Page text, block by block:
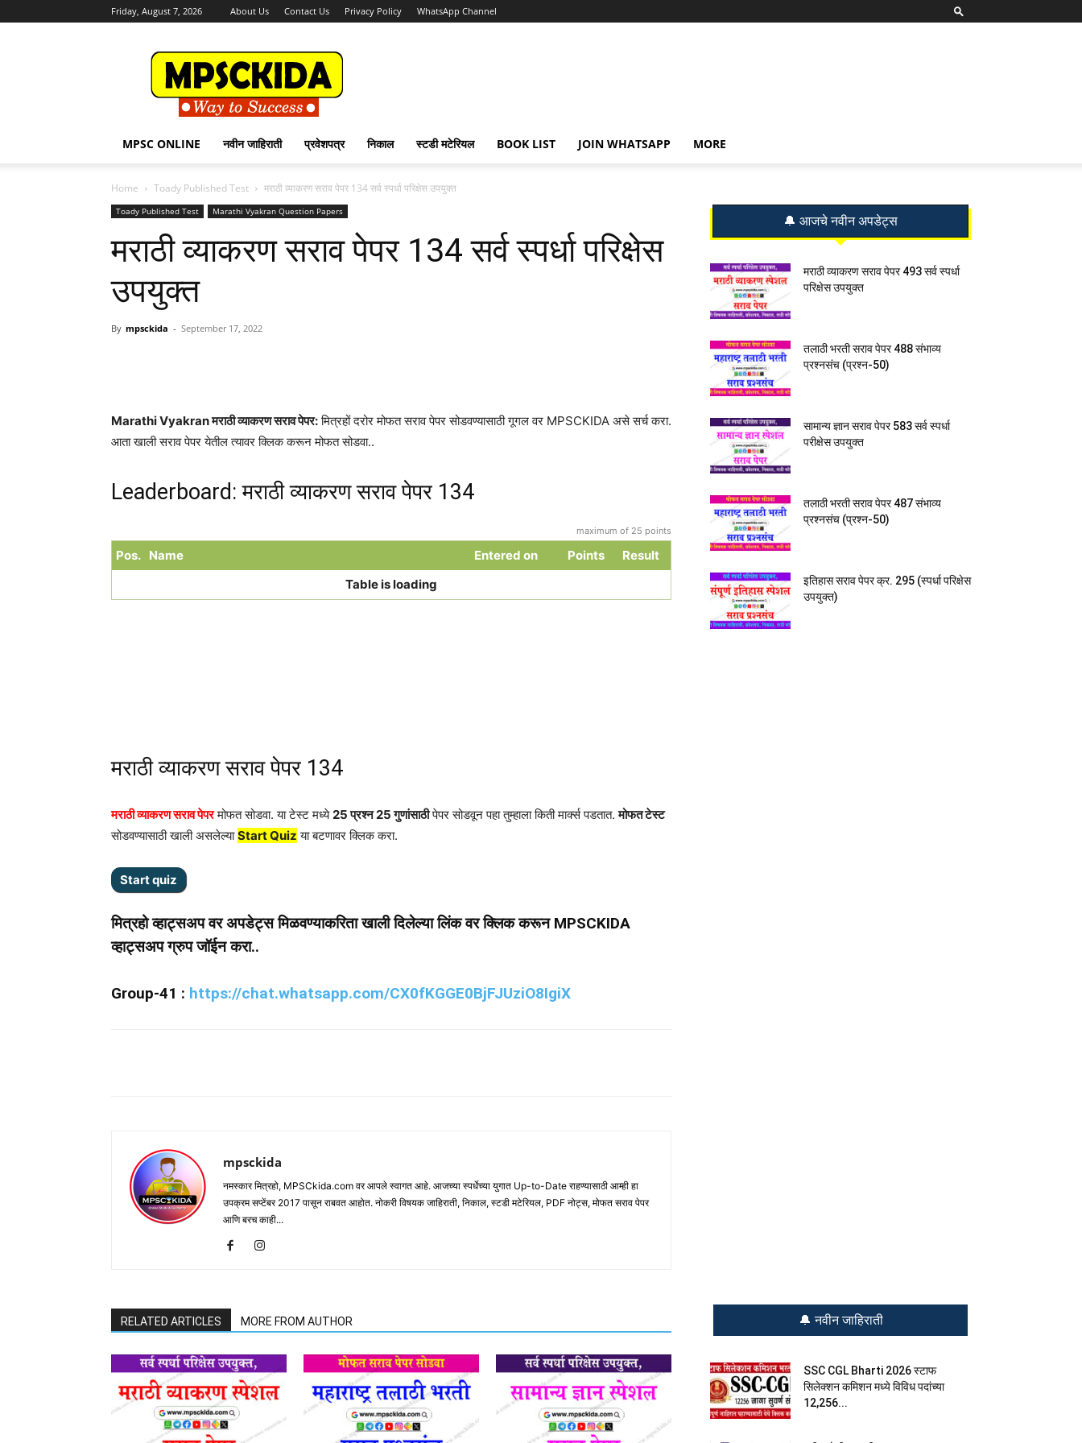
Friday, August 7, 2026 About Us Contact Us Privacy Policy WhatsApp Channel
MPSCKida.com
सर्व
नवीन
जाहिराती
Letest
Jobs
MPSC ONLINE नवीन जाहिराती प्रवेशपत्र निकाल स्टडी मटेरियल BOOK LIST JOIN WHATSAPP MORE
Home Toady Published Test मराठी व्याकरण सराव पेपर 134 सर्व स्पर्धा परिक्षेस उपयुक्त
Toady Published Test Marathi Vyakran Question Papers
मराठी व्याकरण सराव पेपर 134 सर्व स्पर्धा परिक्षेस
उपयुक्त
By mpsckida - September 17, 2022
Marathi Vyakran मराठी व्याकरण सराव पेपर:मित्रहों दरोर मोफत सराव पेपर सोडवण्यासाठी गूगल वर MPSCKIDA असे सर्च करा.
आता खाली सराव पेपर येतील त्यावर क्लिक करून मोफत सोडवा..
Leaderboard: मराठी व्याकरण सराव पेपर 134
maximum of 25 points
Pos. Name Entered on Points
Result
Table is loading
मराठी व्याकरण सराव पेपर 134
मराठी व्याकरण सराव पेपरमोफत सोडवा. या टेस्ट मध्ये25 प्रश्न 25 गुणांसाठीपेपर सोडवून पहा तुम्हाला किती मार्क्स पडतात.मोफत टेस्ट
सोडवण्यासाठी खाली असलेल्याStart Quiz या बटणावर क्लिक करा.
मित्रहो व्हाट्सअप वर अपडेट्स मिळवण्याकरिता खाली दिलेल्या लिंक वर क्लिक करून MPSCKIDA
व्हाट्सअप ग्रुप जॉईन करा..
Group-41 : https://chat.whatsapp.com/CX0fKGGE0BjFJUziO8IgiX
mpsckida
नमस्कार मित्रहो, MPSCkida.com वर आपले स्वागत आहे. आजच्या स्पर्धेच्या युगात Up-to-Date राहण्यासाठी आम्ही हा
उपक्रम सप्टेंबर 2017 पासून राबवत आहोत. नोकरी विषयक जाहिराती, निकाल, स्टडी मटेरियल, PDF नोट्स, मोफत सराव पेपर
आणि बरच काही...
RELATED ARTICLES MORE FROM AUTHOR
🔔 आजचे नवीन अपडेट्स
मराठी व्याकरण सराव पेपर 493 सर्व स्पर्धा
परिक्षेस उपयुक्त
तलाठी भरती सराव पेपर 488 संभाव्य
प्रश्नसंच (प्रश्न-50)
सामान्य ज्ञान सराव पेपर 583 सर्व स्पर्धा
परीक्षेस उपयुक्त
तलाठी भरती सराव पेपर 487 संभाव्य
प्रश्नसंच (प्रश्न-50)
इतिहास सराव पेपर क्र. 295 (स्पर्धा परिक्षेस
उपयुक्त)
🔔 नवीन जाहिराती
SSC CGL Bharti 2026 स्टाफ
सिलेक्शन कमिशन मध्ये विविध पदांच्या
12,256...